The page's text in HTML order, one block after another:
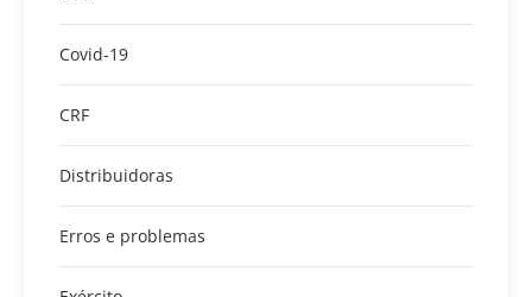
Covid-19
CRF
Distribuidoras
Erros e problemas